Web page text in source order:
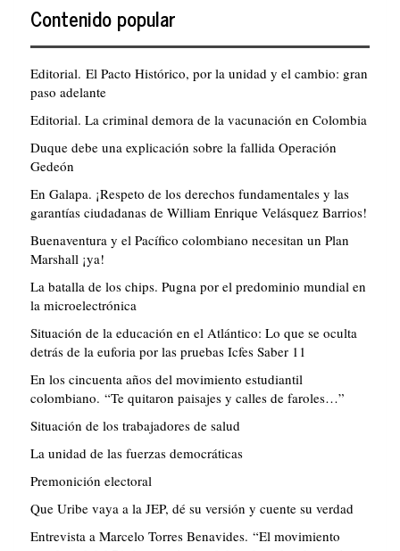
Contenido popular
Editorial. El Pacto Histórico, por la unidad y el cambio: gran
paso adelante
Editorial. La criminal demora de la vacunación en Colombia
Duque debe una explicación sobre la fallida Operación
Gedeón
En Galapa. ¡Respeto de los derechos fundamentales y las
garantías ciudadanas de William Enrique Velásquez Barrios!
Buenaventura y el Pacífico colombiano necesitan un Plan
Marshall ¡ya!
La batalla de los chips. Pugna por el predominio mundial en
la microelectrónica
Situación de la educación en el Atlántico: Lo que se oculta
detrás de la euforia por las pruebas Icfes Saber 11
En los cincuenta años del movimiento estudiantil
colombiano. “Te quitaron paisajes y calles de faroles…”
Situación de los trabajadores de salud
La unidad de las fuerzas democráticas
Premonición electoral
Que Uribe vaya a la JEP, dé su versión y cuente su verdad
Entrevista a Marcelo Torres Benavides. “El movimiento